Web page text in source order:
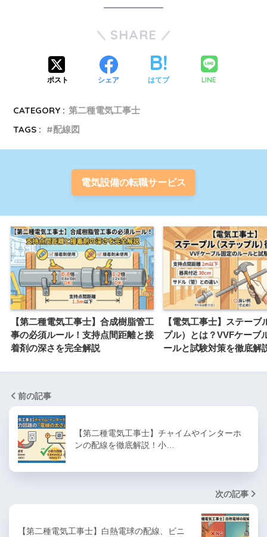
SHARE
ポスト シェア はてブ LINE
CATEGORY : 第二種電気工事士
TAGS :
配線図
電気設備の転職サービス
【第二種電気工事士】合成樹脂管工
事の必須ルール！支持点間距離と接
着剤の深さを完全解説
【電気工事士】ステーブ
プル）とは？VVFケーブ
ールと試験対策を徹底解
前の記事
【第二種電気工事士】チャイムやインターホ
ンの配線を徹底解説！小…
次の記事
【第二種電気工事士】白熱電球の配線、ビニ